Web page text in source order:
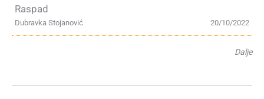
Raspad
20/10/2022
Dubravka Stojanović
Dalje